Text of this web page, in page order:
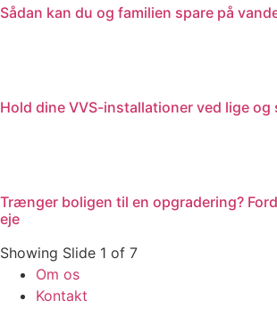
Sådan kan du og familien spare på
Hold dine VVS-installationer ved lige og
Trænger boligen til en opgradering?
eje
Showing Slide 1 of 7
Om os
Kontakt